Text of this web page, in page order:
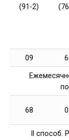
(91-2)
09
68
II способ.